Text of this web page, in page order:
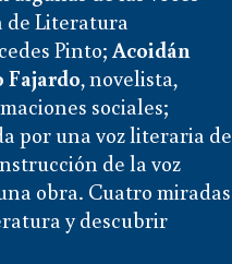
de Literatura
Pinto;Acoidán
Fajardo, novelista,
sociales;
por una voz literaria de
de la voz
obra. Cuatro miradas
y descubrir